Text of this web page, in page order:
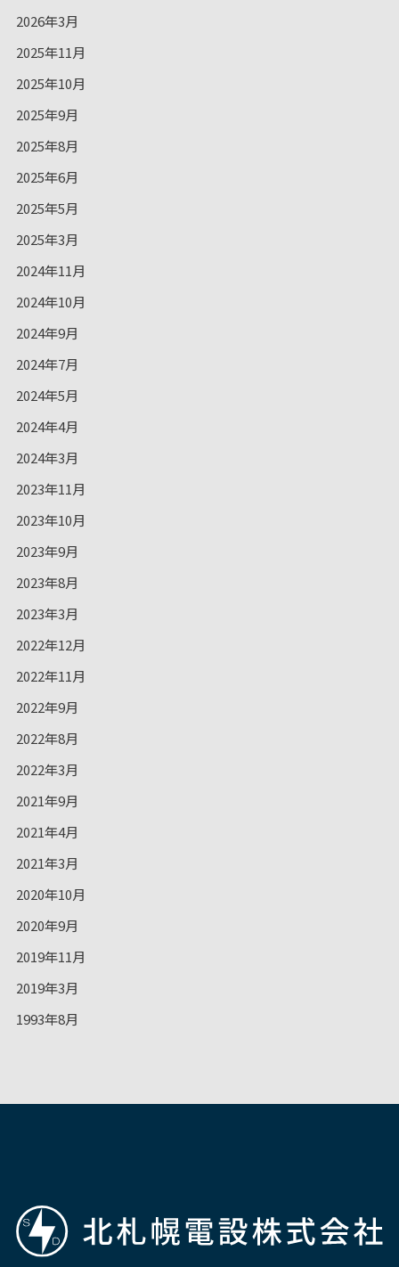
2026年3月
2025年11月
2025年10月
2025年9月
2025年8月
2025年6月
2025年5月
2025年3月
2024年11月
2024年10月
2024年9月
2024年7月
2024年5月
2024年4月
2024年3月
2023年11月
2023年10月
2023年9月
2023年8月
2023年3月
2022年12月
2022年11月
2022年9月
2022年8月
2022年3月
2021年9月
2021年4月
2021年3月
2020年10月
2020年9月
2019年11月
2019年3月
1993年8月